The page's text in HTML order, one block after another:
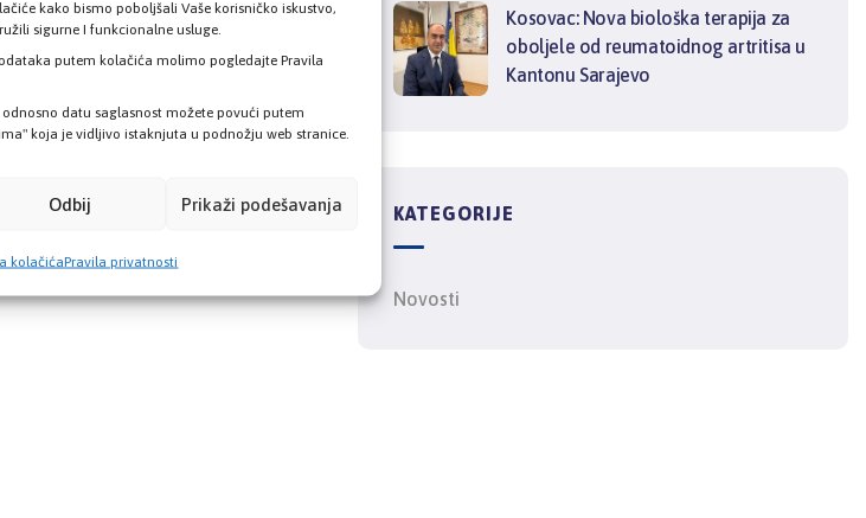
kako bismo poboljšali Vaše korisničko iskustvo,
sigurne I funkcionalne usluge.
putem kolačića molimo pogledajte Pravila
datu saglasnost možete povući putem
koja je vidljivo istaknjuta u podnožju web stranice.
Odbij Prikaži podešavanja
kolačićaPravila privatnosti
Kosovac: Nova biološka terapija za
oboljele od reumatoidnog artritisa u
Kantonu Sarajevo
KATEGORIJE
Novosti